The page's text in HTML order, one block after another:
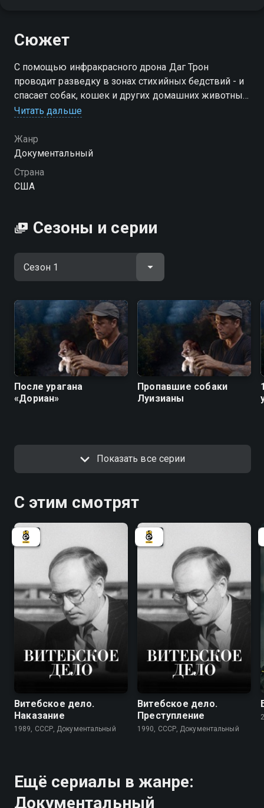
Сюжет
С помощью инфракрасного дрона Даг Трон
проводит разведку в зонах стихийных бедствий - и
спасает собак, кошек и других домашних животных,
оставшихся без хозяев.
Посмотреть онлайн 1 сезон сериала Даг – спасатель
животных вы можете совершенно бесплатно в
хорошем HD качестве на Смотрёшке
Читать дальше
Жанр
Документальный
Страна
США
Сезоны и серии
После урагана
«Дориан»
Пропавшие собаки
Луизианы
Показать все серии
С этим смотрят
Витебское дело.
Наказание
1989, СССР, Документальный
Витебское дело.
Преступление
1990, СССР, Документальный
Ещё сериалы в жанре:
Документальный